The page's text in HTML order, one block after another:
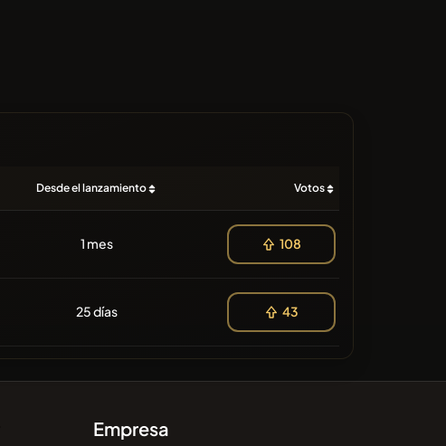
Desde el lanzamiento Votos
1 mes 108
25 días 43
Empresa